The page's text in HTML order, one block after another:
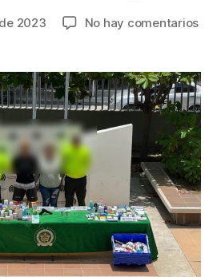
2023 No hay comentariosen
en
su
de